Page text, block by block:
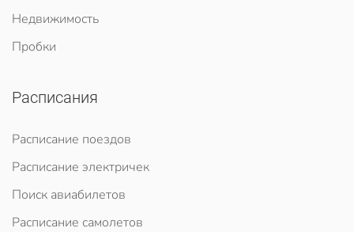
Недвижимость
Пробки
Расписания
Расписание поездов
Расписание электричек
Поиск авиабилетов
Расписание самолетов